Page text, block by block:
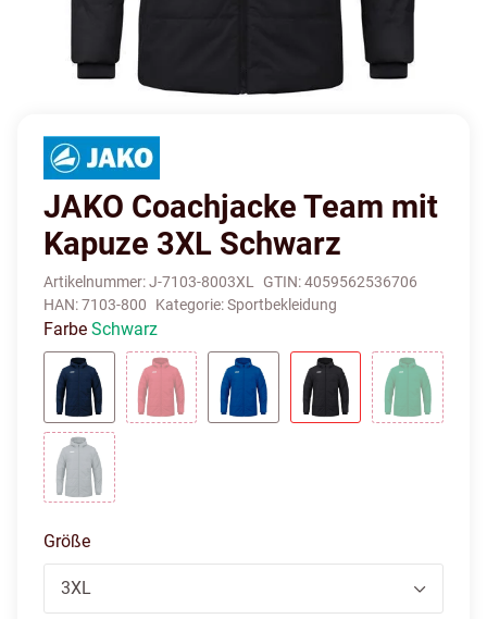
JAKO Coachjacke Team mit
Kapuze 3XL Schwarz
Artikelnummer:J-7103-8003XL GTIN:4059562536706
HAN:7103-800 Kategorie:Sportbekleidung
Farbe Schwarz
Marine
Größe
3XL